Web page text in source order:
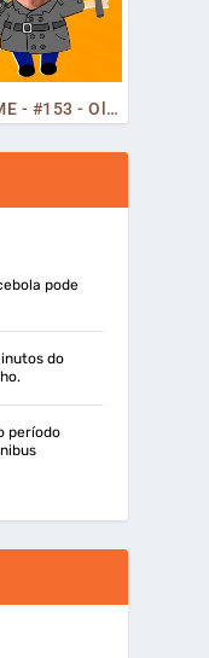
MEMÓRIAS DA COLEÇÃO VAGA-LUME - #153 - Olá, Curiosos! 2023
pode
do
período